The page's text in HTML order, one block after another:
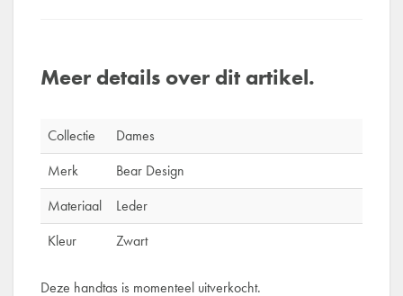
Meer details over dit artikel.
Collectie
Dames
Merk
Bear Design
Materiaal
Leder
Kleur
Zwart
Deze handtas is momenteel uitverkocht.